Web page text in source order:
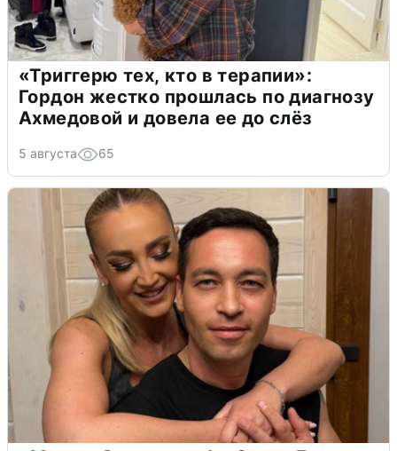
«Триггерю тех, кто в терапии»:
Гордон жестко прошлась по диагнозу
Ахмедовой и довела ее до слёз
5 августа 65